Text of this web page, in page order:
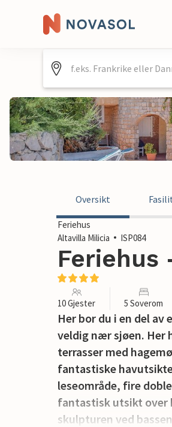
Oversikt
Feriehus
Altavilla Milicia
ISP084
Feriehus
10 Gjester 5 Soverom
Her bor du i en del
veldig nær sjøen. Her
terrasser med
fantastiske
leseområde, fire
fantastisk utsikt over
skulpturen ved